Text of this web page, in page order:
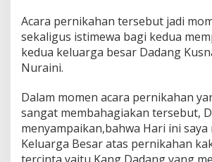
Acara pernikahan tersebut jadi
sekaligus istimewa bagi kedua
kedua keluarga besar Dadang
Nuraini.
Dalam momen acara pernikahan
sangat membahagiakan tersebut,
menyampaikan,bahwa Hari ini
Keluarga Besar atas pernikahan